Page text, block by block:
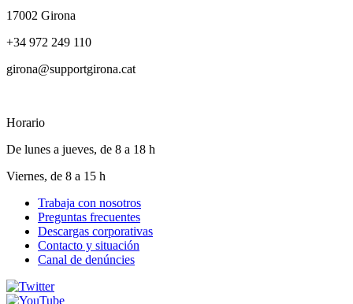
17002 Girona
+34 972 249 110
girona@supportgirona.cat
Horario
De lunes a jueves, de 8 a 18 h
Viernes, de 8 a 15 h
Footer
menu
Trabaja con nosotros
Preguntas frecuentes
Descargas corporativas
Contacto y situación
Canal de denúncies